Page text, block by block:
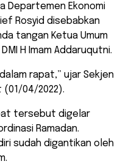
Departemen Ekonomi
Rosyid disebabkan
tangan Ketua Umum
H Imam Addaruqutni.
rapat,” ujar Sekjen
(01/04/2022).
tersebut digelar
Ramadan.
sudah digantikan oleh